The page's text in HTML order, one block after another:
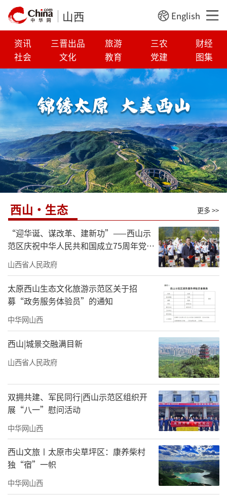
山西 English
资讯 三晋出品 旅游 三农
财经
社会
文化 教育 党建 图集
西山·生态 更多 >>
“迎华诞、谋改革、建新功”——西山示
范区庆祝中华人民共和国成立75周年党建
活动
山西省人民政府
太原西山生态文化旅游示范区关于招
募“政务服务体验员”的通知
中华网山西
西山|城景交融满目新
山西省人民政府
双拥共建、军民同行|西山示范区组织开
展“八一”慰问活动
中华网山西
西山文旅〡太原市尖草坪区：康养柴村
独“宿”一帜
中华网山西